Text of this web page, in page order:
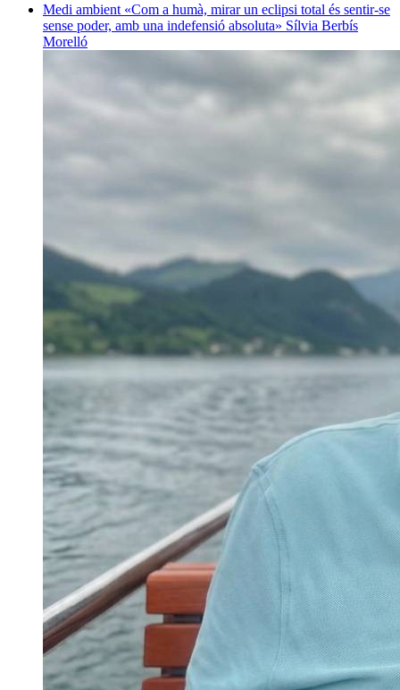
Medi ambient «Com a humà, mirar un eclipsi total és sentir-se
sense poder, amb una indefensió absoluta» Sílvia Berbís
Morelló